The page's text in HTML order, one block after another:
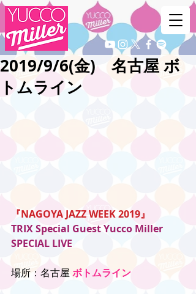
2019/9/6(金) 名古屋 ボ
トムライン
『NAGOYA JAZZ WEEK 2019』
TRIX Special Guest Yucco Miller
SPECIAL LIVE
場所：名古屋 ボトムライン